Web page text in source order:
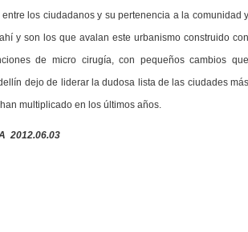
los ciudadanos y su pertenencia a la comunidad y
y son los que avalan este urbanismo construido con
de micro cirugía, con pequeños cambios que
dejo de liderar la dudosa lista de las ciudades más
multiplicado en los últimos años.
2012.06.03